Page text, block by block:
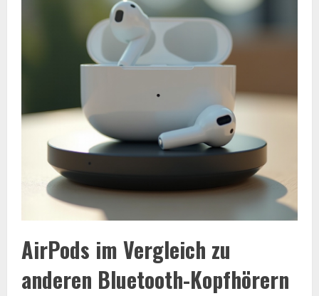
AirPods im Vergleich zu
anderen Bluetooth-Kopfhörern